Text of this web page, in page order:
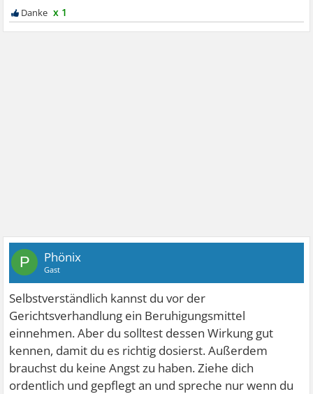
x 1
P Phönix
Gast
Selbstverständlich kannst du vor der
Gerichtsverhandlung ein Beruhigungsmittel
einnehmen. Aber du solltest dessen Wirkung gut
kennen, damit du es richtig dosierst. Außerdem
brauchst du keine Angst zu haben. Ziehe dich
ordentlich und gepflegt an und spreche nur wenn du